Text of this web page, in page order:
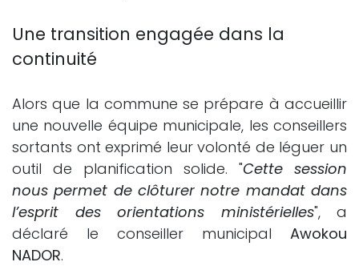
Une transition engagée dans la
continuité
Alors que la commune se prépare à accueillir
une nouvelle équipe municipale, les conseillers
sortants ont exprimé leur volonté de léguer un
outil de planification solide. "Cette session
nous permet de clôturer notre mandat dans
l’esprit des orientations ministérielles", a
déclaré le conseiller municipal Awokou
NADOR.